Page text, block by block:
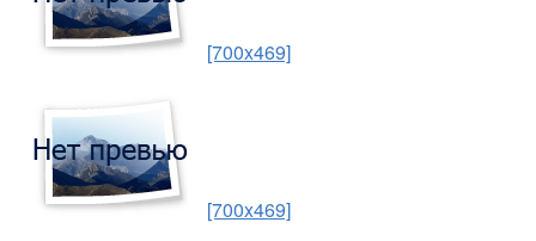
[700x469]
[700x469]